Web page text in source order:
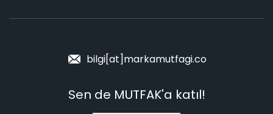
bilgi[at]markamutfagi.co
Sen de MUTFAK'a katıl!